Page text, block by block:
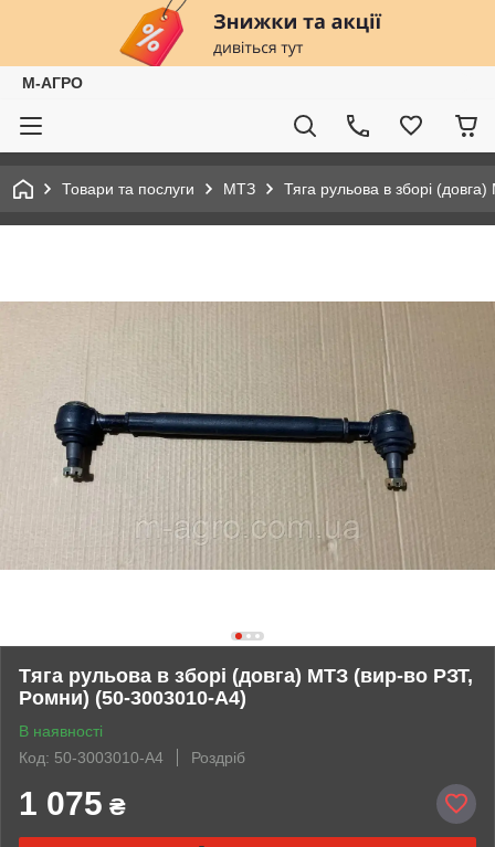
М-АГРО
Товари та послуги МТЗ Тяга рульова в зборі
Тяга рульова в зборі (довга) МТЗ (вир-во РЗТ,
Ромни) (50-3003010-А4)
В наявності
Код: 50-3003010-А4
Роздріб
1 075 ₴